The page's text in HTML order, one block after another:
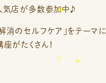
気店が多数参加中♪
消のセルフケア」をテーマ
がたくさん！